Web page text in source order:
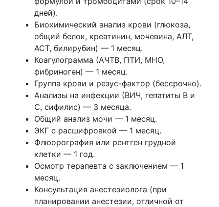
дней).
Биохимический анализ крови (глюкоза,
общий белок, креатинин, мочевина, АЛТ,
АСТ, билирубин) — 1 месяц.
Коагулограмма (АЧТВ, ПТИ, МНО,
фибриноген) — 1 месяц.
Группа крови и резус-фактор (бессрочно).
Анализы на инфекции (ВИЧ, гепатиты В и
С, сифилис) — 3 месяца.
Общий анализ мочи — 1 месяц.
ЭКГ с расшифровкой — 1 месяц.
Флюорография или рентген грудной
клетки — 1 год.
Осмотр терапевта с заключением — 1
месяц.
Консультация анестезиолога (при
планировании анестезии, отличной от